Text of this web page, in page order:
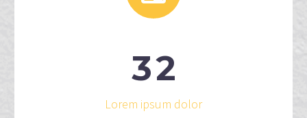
32
Lorem ipsum dolor